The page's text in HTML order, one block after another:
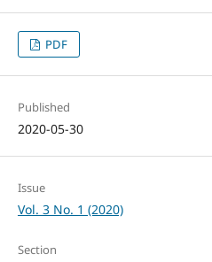
PDF
Published
2020-05-30
Issue
Vol. 3 No. 1 (2020)
Section